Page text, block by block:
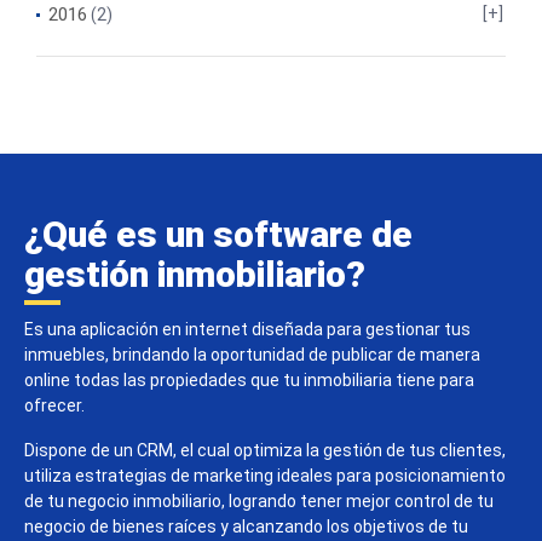
2016 (2)
¿Qué es un software de
gestión inmobiliario?
Es una aplicación en internet diseñada para gestionar tus
inmuebles, brindando la oportunidad de publicar de manera
online todas las propiedades que tu inmobiliaria tiene para
ofrecer.
Dispone de un CRM, el cual optimiza la gestión de tus clientes,
utiliza estrategias de marketing ideales para posicionamiento
de tu negocio inmobiliario, logrando tener mejor control de tu
negocio de bienes raíces y alcanzando los objetivos de tu